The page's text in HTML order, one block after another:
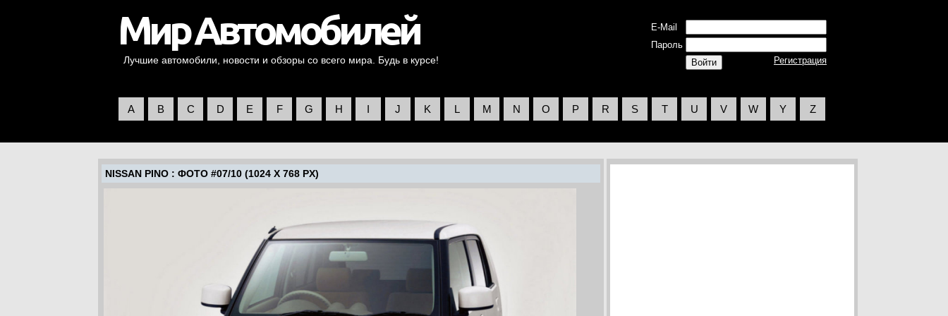
Лучшие автомобили, новости и обзоры со всего мира. Будь в курсе!
E-Mail
Пароль
Регистрация
A B C D E F G H I J K L M N O P R S T U V W Y Z
NISSAN PINO: ФОТО #07/10 (1024 X 768 PX)